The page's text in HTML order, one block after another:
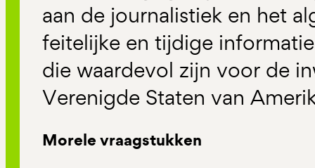
aan de journalistiek en het
feitelijke en tijdige
die waardevol zijn voor de
Verenigde Staten van
Morele vraagstukken